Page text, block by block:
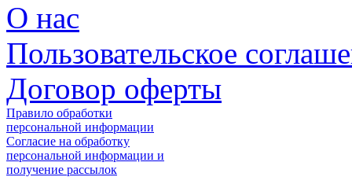
О нас
Пользовательское
Договор оферты
Правило обработки
персональной информации
Согласие на обработку
персональной информации и
получение рассылок